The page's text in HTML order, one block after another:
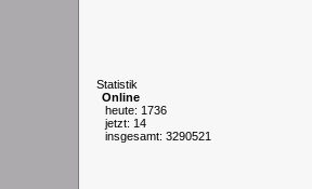
Statistik
Online
heute: 1736
jetzt: 14
insgesamt: 3290521